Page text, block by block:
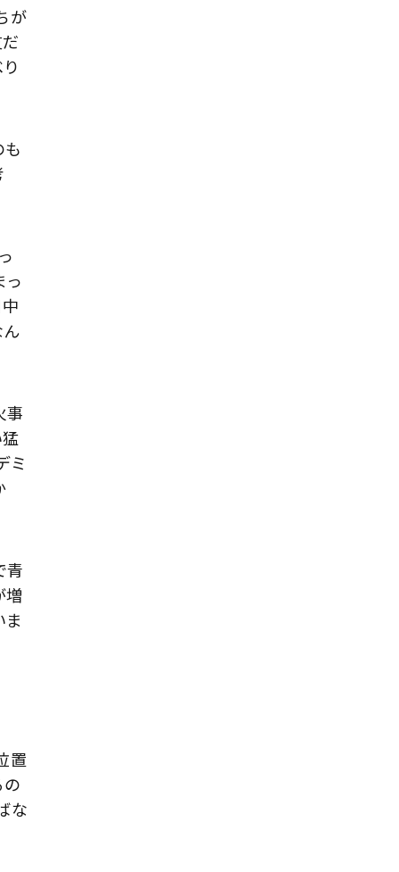
が
も
っ
ん
事
ミ
青
増
ま
置
の
な